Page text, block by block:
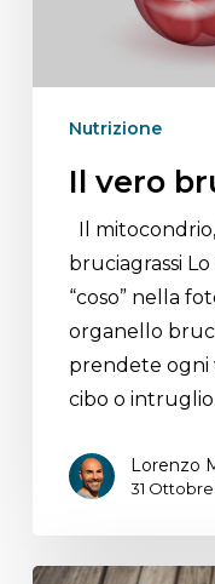
Nutrizione
Il vero
Il
bruciagrassi
“coso” nella
organello
prendete ogni
cibo o
Lorenzo
31 Ottobre